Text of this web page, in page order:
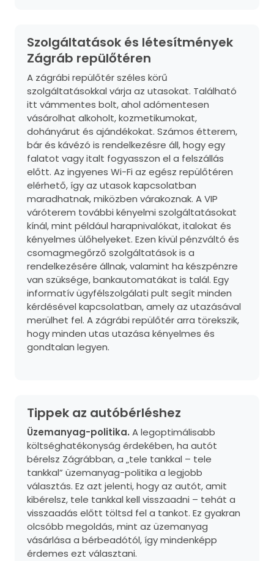
Szolgáltatások és létesítmények
Zágráb repülőtéren
A zágrábi repülőtér széles körű
szolgáltatásokkal várja az utasokat. Található
itt vámmentes bolt, ahol adómentesen
vásárolhat alkoholt, kozmetikumokat,
dohányárut és ajándékokat. Számos étterem,
bár és kávézó is rendelkezésre áll, hogy egy
falatot vagy italt fogyasszon el a felszállás
előtt. Az ingyenes Wi-Fi az egész repülőtéren
elérhető, így az utasok kapcsolatban
maradhatnak, miközben várakoznak. A VIP
váróterem további kényelmi szolgáltatásokat
kínál, mint például harapnivalókat, italokat és
kényelmes ülőhelyeket. Ezen kívül pénzváltó és
csomagmegőrző szolgáltatások is a
rendelkezésére állnak, valamint ha készpénzre
van szüksége, bankautomatákat is talál. Egy
informatív ügyfélszolgálati pult segít minden
kérdésével kapcsolatban, amely az utazásával
merülhet fel. A zágrábi repülőtér arra törekszik,
hogy minden utas utazása kényelmes és
gondtalan legyen.
Tippek az autóbérléshez
Üzemanyag-politika. A legoptimálisabb
költséghatékonyság érdekében, ha autót
bérelsz Zágrábban, a „tele tankkal – tele
tankkal” üzemanyag-politika a legjobb
választás. Ez azt jelenti, hogy az autót, amit
kibérelsz, tele tankkal kell visszaadni – tehát a
visszaadás előtt töltsd fel a tankot. Ez gyakran
olcsóbb megoldás, mint az üzemanyag
vásárlása a bérbeadótól, így mindenképp
érdemes ezt választani.